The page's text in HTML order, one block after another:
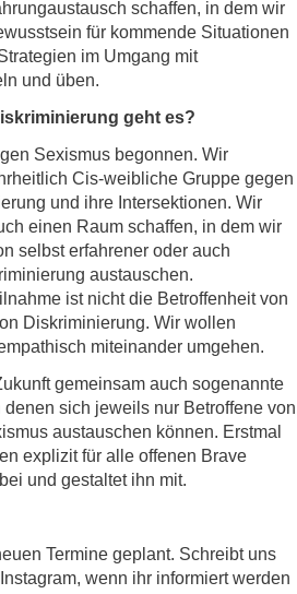
schaffen, in dem wir
für kommende Situationen
im Umgang mit
und üben.
geht es?
Sexismus begonnen. Wir
Cis-weibliche Gruppe gegen
und ihre Intersektionen. Wir
einen Raum schaffen, in dem wir
selbst erfahrener oder auch
austauschen.
ist nicht die Betroffenheit von
Diskriminierung. Wir wollen
miteinander umgehen.
gemeinsam auch sogenannte
sich jeweils nur Betroffene von
austauschen können. Erstmal
explizit für alle offenen Brave
und gestaltet ihn mit.
Termine geplant. Schreibt uns
wenn ihr informiert werden